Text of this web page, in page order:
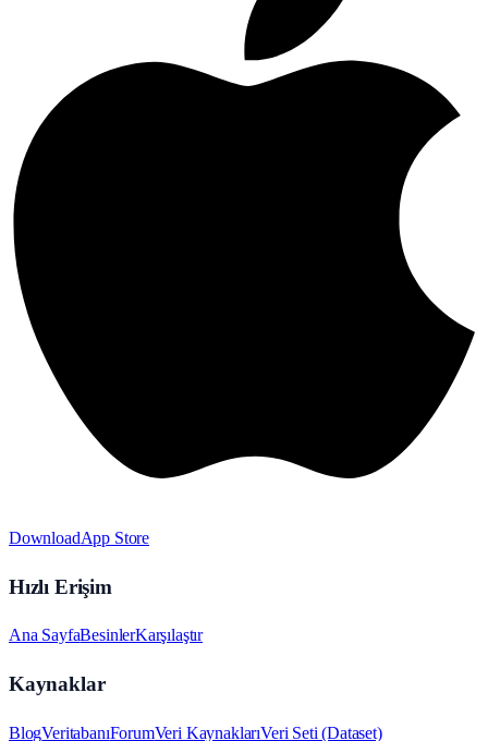
DownloadApp Store
Hızlı Erişim
Ana SayfaBesinlerKarşılaştır
Kaynaklar
BlogVeritabanıForumVeri KaynaklarıVeri Seti (Dataset)